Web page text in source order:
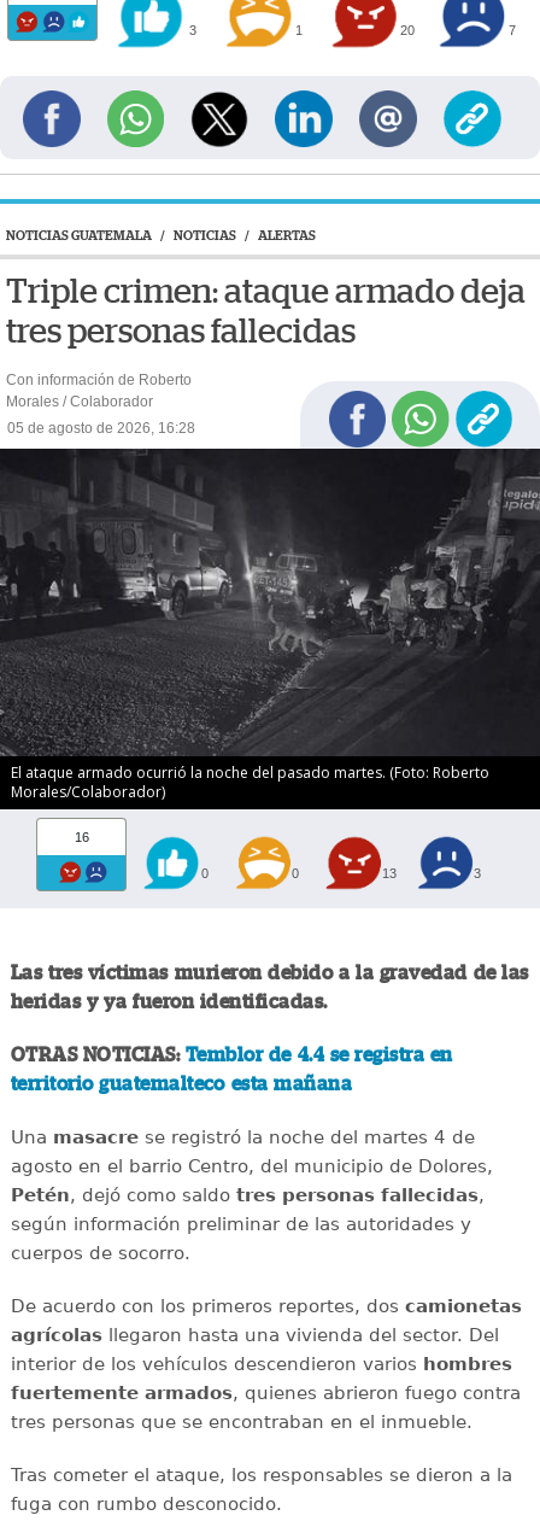
3 1 20 7
NOTICIAS GUATEMALA / NOTICIAS / ALERTAS
Triple crimen: ataque armado deja
tres personas fallecidas
Con información de Roberto
Morales / Colaborador
05 de agosto de 2026, 16:28
El ataque armado ocurrió la noche del pasado martes. (Foto: Roberto
Morales/Colaborador)
16
0 0 13 3
Las tres víctimas murieron debido a la gravedad de las
heridas y ya fueron identificadas.
OTRAS NOTICIAS: Temblor de 4.4 se registra en
territorio guatemalteco esta mañana
Una masacrese registró la noche del martes 4 de
agosto en el barrio Centro, del municipio de Dolores,
Petén, dejó como saldo tres personas fallecidas,
según información preliminar de las autoridades y
cuerpos de socorro.
De acuerdo con los primeros reportes, dos camionetas
agrícolasllegaron hasta una vivienda del sector. Del
interior de los vehículos descendieron varios hombres
fuertemente armados, quienes abrieron fuego contra
tres personas que se encontraban en el inmueble.
Tras cometer el ataque, los responsables se dieron a la
fuga con rumbo desconocido.